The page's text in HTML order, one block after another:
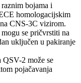
bojama i
homologacijskim
CNS-3C vizirom.
se pričvrstiti na
uključen u pakiranje
QSV-2 može se
pojačavanja